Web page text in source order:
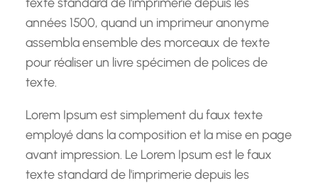
années 1500, quand un imprimeur anonyme
assembla ensemble des morceaux de texte
pour réaliser un livre spécimen de polices de
texte.
Lorem Ipsum est simplement du faux texte
employé dans la composition et la mise en page
avant impression. Le Lorem Ipsum est le faux
texte standard de l'imprimerie depuis les